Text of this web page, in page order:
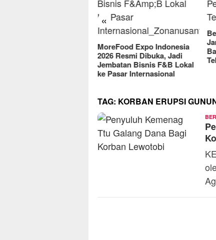
«
Berantas Vandalisme
Jaringan, Satreskrim Polres
Batu Raih Penghargaan dari
Telkomsel
TAG: KORBAN ERUPSI